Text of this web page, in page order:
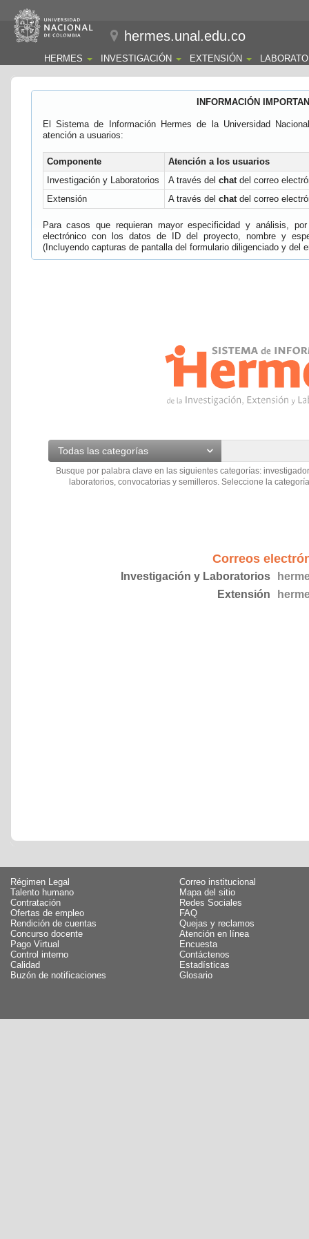
hermes.unal.edu.co
HERMES INVESTIGACIÓN EXTENSIÓN
INFORMACIÓN
El Sistema de Información Hermes de la Universidad
atención a usuarios:
Componente
Atención a los usuarios
Investigación y Laboratorios
A través del chatdel correo
Extensión
A través del chatdel correo
Para casos que requieran mayor especificidad y análisis,
electrónico con los datos de ID del proyecto, nombre y
(Incluyendo capturas de pantalla del formulario diligenciado y del
Todas las categorías
Busque por palabra clave en las siguientes categorías:
laboratorios, convocatorias y semilleros. Seleccione la
Correos
Investigación y Laboratorios
Extensión
Régimen Legal
Talento humano
Contratación
Ofertas de empleo
Rendición de cuentas
Concurso docente
Pago Virtual
Control interno
Calidad
Buzón de notificaciones
Correo institucional
Mapa del sitio
Redes Sociales
FAQ
Quejas y reclamos
Atención en línea
Encuesta
Contáctenos
Estadísticas
Glosario